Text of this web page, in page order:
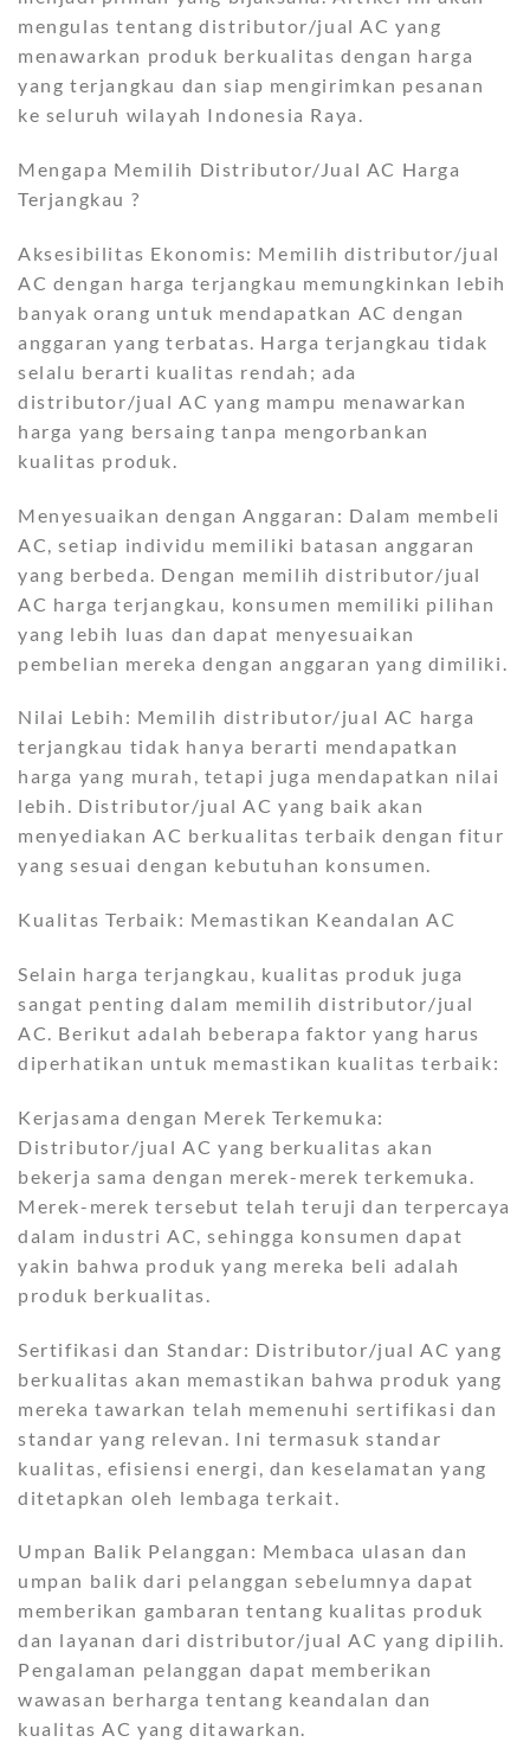
mengulas tentang distributor/jual AC yang
menawarkan produk berkualitas dengan harga
yang terjangkau dan siap mengirimkan pesanan
ke seluruh wilayah Indonesia Raya.
Mengapa Memilih Distributor/Jual AC Harga
Terjangkau ?
Aksesibilitas Ekonomis: Memilih distributor/jual
AC dengan harga terjangkau memungkinkan lebih
banyak orang untuk mendapatkan AC dengan
anggaran yang terbatas. Harga terjangkau tidak
selalu berarti kualitas rendah; ada
distributor/jual AC yang mampu menawarkan
harga yang bersaing tanpa mengorbankan
kualitas produk.
Menyesuaikan dengan Anggaran: Dalam membeli
AC, setiap individu memiliki batasan anggaran
yang berbeda. Dengan memilih distributor/jual
AC harga terjangkau, konsumen memiliki pilihan
yang lebih luas dan dapat menyesuaikan
pembelian mereka dengan anggaran yang dimiliki.
Nilai Lebih: Memilih distributor/jual AC harga
terjangkau tidak hanya berarti mendapatkan
harga yang murah, tetapi juga mendapatkan nilai
lebih. Distributor/jual AC yang baik akan
menyediakan AC berkualitas terbaik dengan fitur
yang sesuai dengan kebutuhan konsumen.
Kualitas Terbaik: Memastikan Keandalan AC
Selain harga terjangkau, kualitas produk juga
sangat penting dalam memilih distributor/jual
AC. Berikut adalah beberapa faktor yang harus
diperhatikan untuk memastikan kualitas terbaik:
Kerjasama dengan Merek Terkemuka:
Distributor/jual AC yang berkualitas akan
bekerja sama dengan merek-merek terkemuka.
Merek-merek tersebut telah teruji dan terpercaya
dalam industri AC, sehingga konsumen dapat
yakin bahwa produk yang mereka beli adalah
produk berkualitas.
Sertifikasi dan Standar: Distributor/jual AC yang
berkualitas akan memastikan bahwa produk yang
mereka tawarkan telah memenuhi sertifikasi dan
standar yang relevan. Ini termasuk standar
kualitas, efisiensi energi, dan keselamatan yang
ditetapkan oleh lembaga terkait.
Umpan Balik Pelanggan: Membaca ulasan dan
umpan balik dari pelanggan sebelumnya dapat
memberikan gambaran tentang kualitas produk
dan layanan dari distributor/jual AC yang dipilih.
Pengalaman pelanggan dapat memberikan
wawasan berharga tentang keandalan dan
kualitas AC yang ditawarkan.